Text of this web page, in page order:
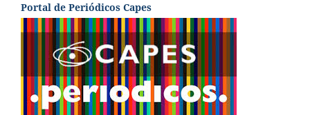
Portal de Periódicos Capes